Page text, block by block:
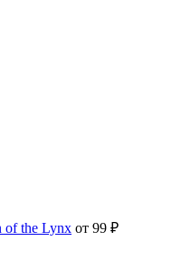
of the Lynx от 99 ₽